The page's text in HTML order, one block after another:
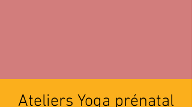
Ateliers Yoga prénatal